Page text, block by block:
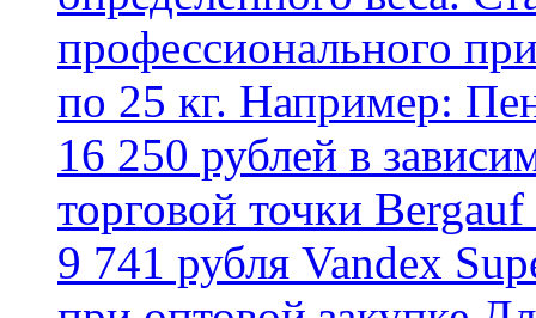
профессионального
по 25 кг. Например:
16 250 рублей в
торговой точки
9 741 рубля Vandex